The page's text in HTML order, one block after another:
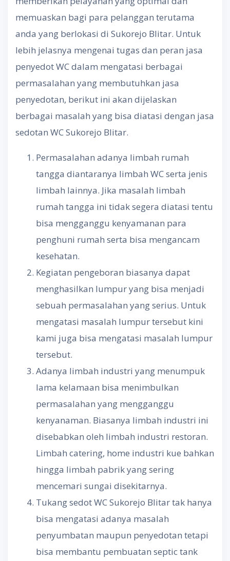
memuaskan bagi para pelanggan terutama
anda yang berlokasi di Sukorejo Blitar. Untuk
lebih jelasnya mengenai tugas dan peran jasa
penyedot WC dalam mengatasi berbagai
permasalahan yang membutuhkan jasa
penyedotan, berikut ini akan dijelaskan
berbagai masalah yang bisa diatasi dengan jasa
sedotan WC Sukorejo Blitar.
Permasalahan adanya limbah rumah
tangga diantaranya limbah WC serta jenis
limbah lainnya. Jika masalah limbah
rumah tangga ini tidak segera diatasi tentu
bisa mengganggu kenyamanan para
penghuni rumah serta bisa mengancam
kesehatan.
Kegiatan pengeboran biasanya dapat
menghasilkan lumpur yang bisa menjadi
sebuah permasalahan yang serius. Untuk
mengatasi masalah lumpur tersebut kini
kami juga bisa mengatasi masalah lumpur
tersebut.
Adanya limbah industri yang menumpuk
lama kelamaan bisa menimbulkan
permasalahan yang mengganggu
kenyanaman. Biasanya limbah industri ini
disebabkan oleh limbah industri restoran.
Limbah catering, home industri kue bahkan
hingga limbah pabrik yang sering
mencemari sungai disekitarnya.
Tukang sedot WC Sukorejo Blitar tak hanya
bisa mengatasi adanya masalah
penyumbatan maupun penyedotan tetapi
bisa membantu pembuatan septic tank